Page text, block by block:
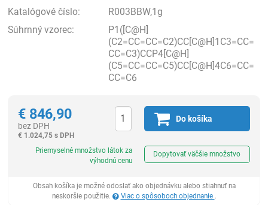
Katalógové číslo:
R003BBW,1g
Súhrnný vzorec:
P1([C@H]
(C2=CC=CC=C2)CC[C@H]1C3=CC=
CC=C3)CCP4[C@H]
(C5=CC=CC=C5)CC[C@H]4C6=CC=
CC=C6
€ 846,90
bez DPH
€ 1.024,75 s DPH
Do košíka
Priemyselné množstvo látok za
výhodnú cenu
Dopytovať väčšie množstvo
Obsah košíka je možné odoslať ako objednávku alebo stiahnuť na
neskoršie použitie.
Viac o spôsoboch objednanie .